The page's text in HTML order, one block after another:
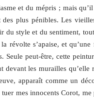
et du mépris ; mais
plus pénibles. Les
du style et du sentiment,
révolte s’apaise, et
Seule peut-être, cette
devant les murailles
apparaît comme un
mes innocents Corot,